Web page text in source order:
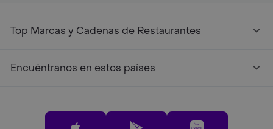
Top Marcas y Cadenas de Restaurantes
Encuéntranos en estos países